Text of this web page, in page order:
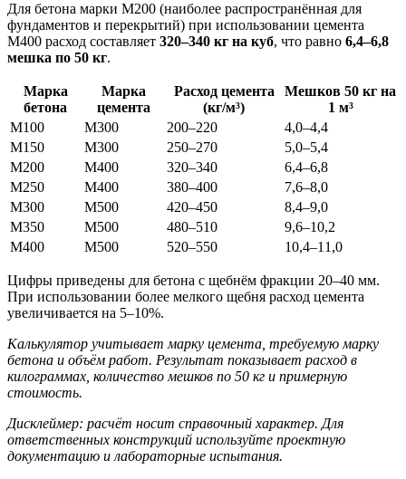
Для бетона марки М200 (наиболее распространённая для
фундаментов и перекрытий) при использовании цемента
М400 расход составляет 320–340 кг на куб, что равно 6,4–6,8
мешка по 50 кг.
Марка
бетона
Марка
цемента
Расход цемента
(кг/м³)
Мешков 50 кг на
1 м³
М100
М300 200–220
4,0–4,4
М150
М300 250–270
5,0–5,4
М200
М400 320–340
6,4–6,8
М250
М400 380–400
7,6–8,0
М300
М500 420–450
8,4–9,0
М350
М500 480–510
9,6–10,2
М400
М500 520–550 10,4–11,0
Цифры приведены для бетона с щебнём фракции 20–40 мм.
При использовании более мелкого щебня расход цемента
увеличивается на 5–10%.
Калькулятор учитывает марку цемента, требуемую марку
бетона и объём работ. Результат показывает расход в
килограммах, количество мешков по 50 кг и примерную
стоимость.
Дисклеймер: расчёт носит справочный характер. Для
ответственных конструкций используйте проектную
документацию и лабораторные испытания.